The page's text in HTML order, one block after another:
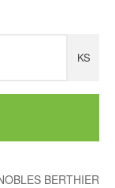
KS
BERTHIER